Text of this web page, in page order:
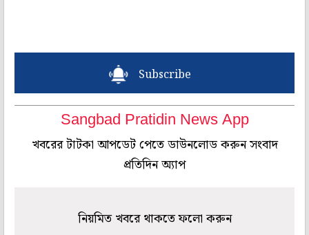
Subscribe
Sangbad Pratidin News App
খবরের টাটকা আপডেট পেতে ডাউনলোড করুন সংবাদ
প্রতিদিন অ্যাপ
নিয়মিত খবরে থাকতে ফলো করুন